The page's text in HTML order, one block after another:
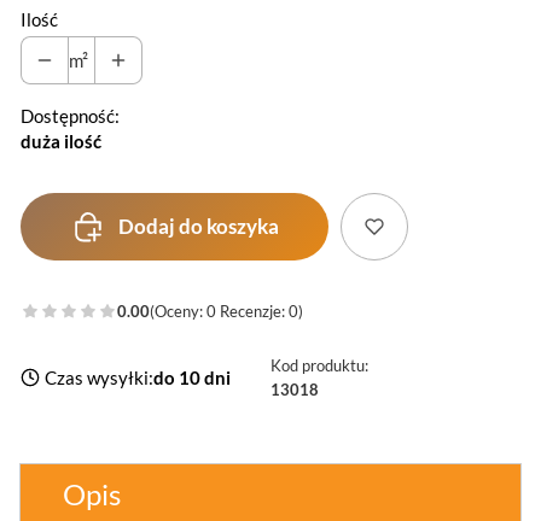
Ilość
m²
Dostępność:
duża ilość
Dodaj do koszyka
0.00(Oceny: 0 Recenzje: 0)
Czas wysyłki:do 10 dni
Kod produktu:
13018
Opis